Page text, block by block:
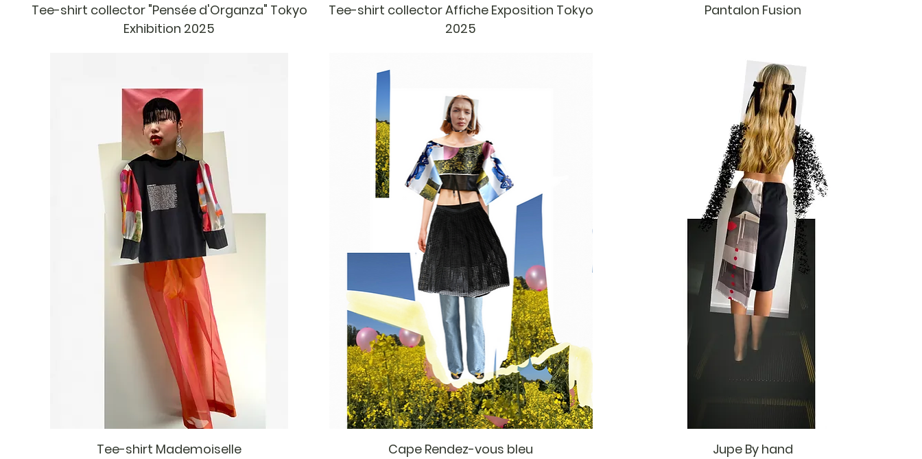
Tee-shirt collector "Pensée d'Organza" Tokyo
Exhibition 2025
Tee-shirt collector Affiche Exposition Tokyo
2025
Pantalon Fusion
Tee-shirt Mademoiselle Cape Rendez-vous bleu Jupe By hand